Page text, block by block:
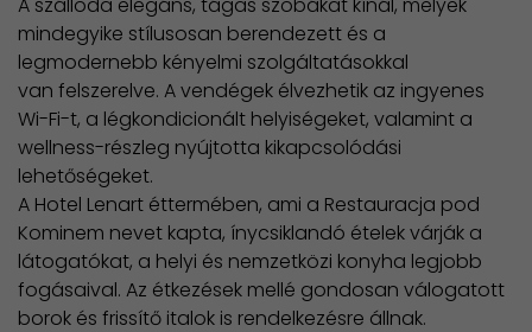
A szálloda elegáns, tágas szobákat kínál, melyek
mindegyike stílusosan berendezett és a
legmodernebb kényelmi szolgáltatásokkal
van felszerelve. A vendégek élvezhetik az ingyenes
Wi-Fi-t, a légkondicionált helyiségeket, valamint a
wellness-részleg nyújtotta kikapcsolódási
lehetőségeket.
A Hotel Lenart éttermében, ami a Restauracja pod
Kominem nevet kapta, ínycsiklandó ételek várják a
látogatókat, a helyi és nemzetközi konyha legjobb
fogásaival. Az étkezések mellé gondosan válogatott
borok és frissítő italok is rendelkezésre állnak.